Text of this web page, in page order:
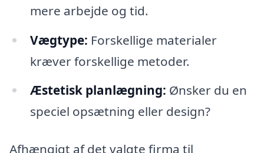
mere arbejde og tid.
Vægtype: Forskellige materialer
kræver forskellige metoder.
Æstetisk planlægning: Ønsker du en
speciel opsætning eller design?
Afhængigt af det valgte firma til